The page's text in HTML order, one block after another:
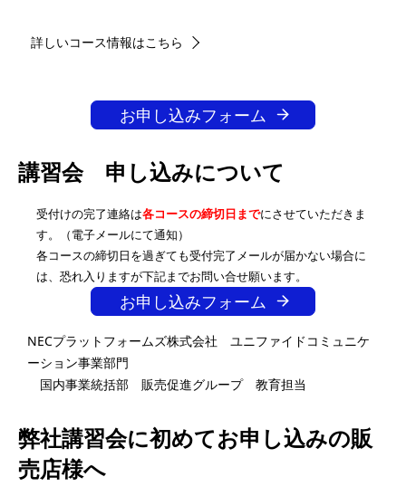
詳しいコース情報はこちら
お申し込みフォーム
講習会 申し込みについて
受付けの完了連絡は各コースの締切日までにさせていただきま
す。（電子メールにて通知）
各コースの締切日を過ぎても受付完了メールが届かない場合に
は、恐れ入りますが下記までお問い合せ願います。
お申し込みフォーム
NECプラットフォームズ株式会社 ユニファイドコミュニケ
ーション事業部門
国内事業統括部 販売促進グループ 教育担当
弊社講習会に初めてお申し込みの販
売店様へ